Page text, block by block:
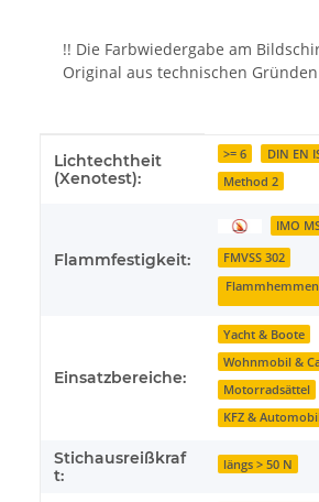
!! Die Farbwiedergabe am
Original aus technischen
Produkteigenschaft
Wert
Lichtechtheit
(Xenotest):
>= 6
DIN EN
Method 2
Flammfestigkeit:
IMO
FMVSS 302
Einsatzbereiche:
Yacht & Boote
Wohnmobil &
Motorradsättel
KFZ &
Stichausreißkraf
t:
längs > 50 N